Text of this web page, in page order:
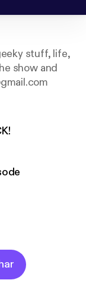
stuff, life,
show and